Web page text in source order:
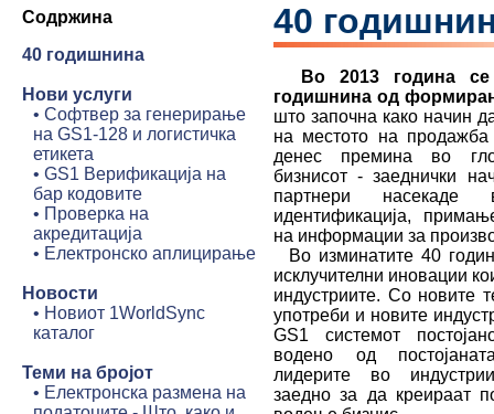
Содржина
40 годишнина
Нови услуги
• Софтвер за генерирање
на GS1-128 и логистичка
етикета
• GS1 Верификација на
бар кодовите
• Проверка на
акредитација
• Електронско аплицирање
Новости
• Новиот 1WorldSync
каталог
Теми на бројот
• Електронска размена на
40
Во 2013 година се
годишнина од
што започна како начин
на местото на
денес премина во
бизнисот - заеднички
партнери
идентификација,
на информации за
Во изминатите 40
исклучителни иновации
индустриите. Со новите
употреби и новите
GS1 системот
водено од
лидерите во
заедно за да креираат